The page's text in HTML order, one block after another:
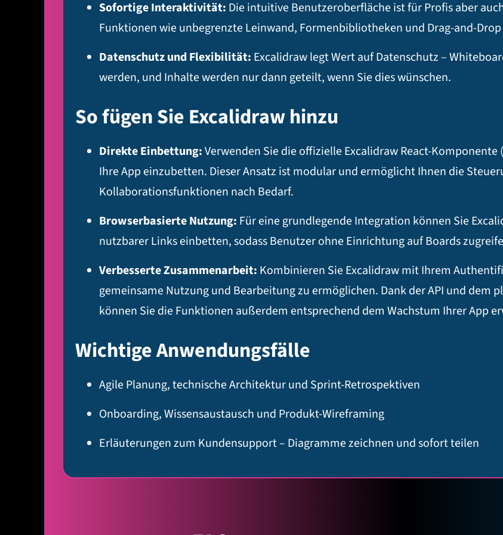
Sofortige Interaktivität: Die intuitive Benutzeroberfläche ist für Profis aber
Funktionen wie unbegrenzte Leinwand, Formenbibliotheken und Drag-and-
Datenschutz und Flexibilität: Excalidraw legt Wert auf Datenschutz –
werden, und Inhalte werden nur dann geteilt, wenn Sie dies wünschen.
So fügen Sie Excalidraw hinzu
Direkte Einbettung:Verwenden Sie die offizielle Excalidraw React-
Ihre App einzubetten. Dieser Ansatz ist modular und ermöglicht Ihnen die
Kollaborationsfunktionen nach Bedarf.​
Browserbasierte Nutzung: Für eine grundlegende Integration können Sie
nutzbarer Links einbetten, sodass Benutzer ohne Einrichtung auf Boards
Verbesserte Zusammenarbeit: Kombinieren Sie Excalidraw mit Ihrem
gemeinsame Nutzung und Bearbeitung zu ermöglichen. Dank der API und dem
können Sie die Funktionen außerdem entsprechend dem Wachstum Ihrer App
Wichtige Anwendungsfälle
Agile Planung, technische Architektur und Sprint-Retrospektiven
Onboarding, Wissensaustausch und Produkt-Wireframing
Erläuterungen zum Kundensupport – Diagramme zeichnen und sofort teilen